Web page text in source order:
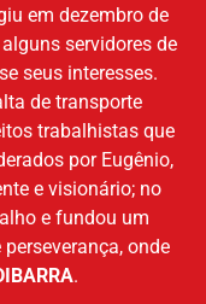
em dezembro de
servidores de
seus interesses.
de transporte
trabalhistas que
por Eugênio,
e visionário; no
e fundou um
onde
.